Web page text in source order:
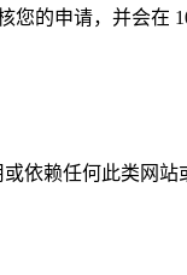
您的申请，并会在
依赖任何此类网